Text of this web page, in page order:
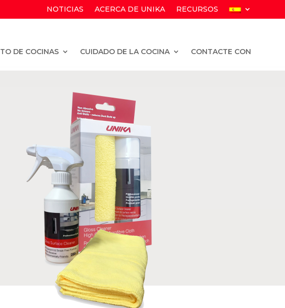
NOTICIAS ACERCA DE UNIKA RECURSOS
DE COCINAS CUIDADO DE LA COCINA CONTACTE CON